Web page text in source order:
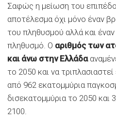
Σαφώς η μείωση του
αποτέλεσμα όχι μόνο έναν
του πληθυσμού αλλά και
πληθυσμό. Ο αριθμός των
και άνω στην Ελλάδα
το 2050 και να
από 962 εκατομμύρια
δισεκατομμύρια το 2050 και
2100.